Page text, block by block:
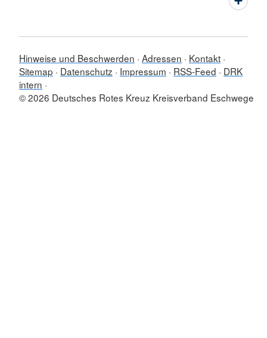
Hinweise und Beschwerden Adressen
Kontakt
Sitemap
Datenschutz Impressum RSS-Feed
DRK
intern
© 2026 Deutsches Rotes Kreuz Kreisverband Eschwege